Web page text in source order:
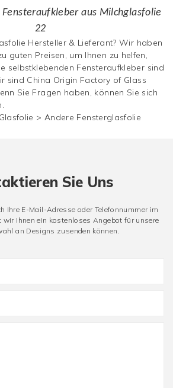
Hersteller & Lieferant? Wir haben
guten Preisen, um Ihnen zu helfen,
selbstklebenden Fensteraufkleber sind
sind China Origin Factory of Glass
Sie Fragen haben, können Sie sich
Glasfolie > Andere Fensterglasfolie
Sie Uns
Ihre E-Mail-Adresse oder Telefonnummer im
Ihnen ein kostenloses Angebot für unsere
an Designs zusenden können.